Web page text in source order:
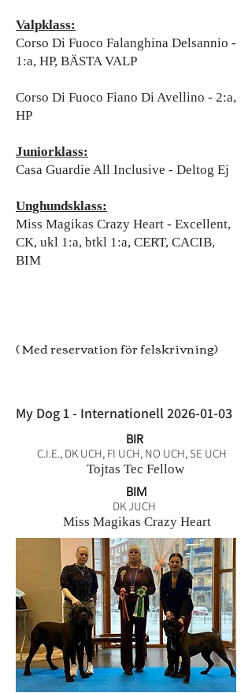
Valpklass:
Corso Di Fuoco Falanghina Delsannio -
1:a, HP, BÄSTA VALP
Corso Di Fuoco Fiano Di Avellino - 2:a,
HP
Juniorklass:
Casa Guardie All Inclusive - Deltog Ej
Unghundsklass:
Miss Magikas Crazy Heart - Excellent,
CK, ukl 1:a, btkl 1:a, CERT, CACIB,
BIM
( Med reservation för felskrivning)
My Dog 1 - Internationell 2026-01-03
BIR
C.I.E., DK UCH, FI UCH, NO UCH, SE UCH
Tojtas Tec Fellow
BIM
DK JUCH
Miss Magikas Crazy Heart